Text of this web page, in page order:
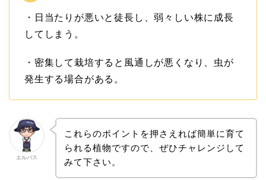
・日当たりが悪いと徒長し、弱々しい株に成長
してしまう。
・密集して栽培すると風通しが悪くなり、虫が
発生する場合がある。
エルバス
これらのポイントを押さえれば簡単に育て
られる植物ですので、ぜひチャレンジして
みて下さい。